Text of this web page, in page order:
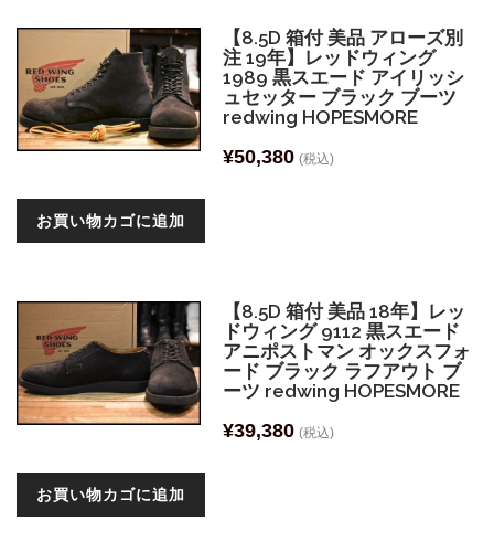
【8.5D 箱付 美品 アローズ別
注 19年】レッドウィング
1989 黒スエード アイリッシ
ュセッター ブラック ブーツ
redwing HOPESMORE
¥50,380 (税込)
お買い物カゴに追加
【8.5D 箱付 美品 18年】レッ
ドウィング 9112 黒スエード
アニポストマン オックスフォ
ード ブラック ラフアウト ブ
ーツ redwing HOPESMORE
¥39,380 (税込)
お買い物カゴに追加